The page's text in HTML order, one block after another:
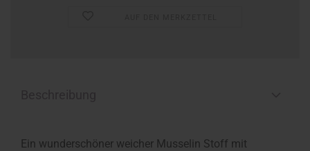
Ein wunderschöner weicher Musselin Stoff mit